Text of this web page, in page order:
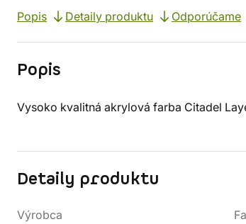
Popis Detaily produktu Odporúčame
Popis
Vysoko kvalitná akrylová farba Citadel
Detaily produktu
Výrobca